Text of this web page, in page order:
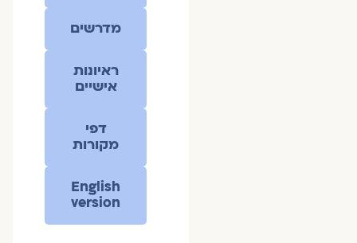
מדרשים
ראיונות
אישיים
דפי
מקורות
English
version